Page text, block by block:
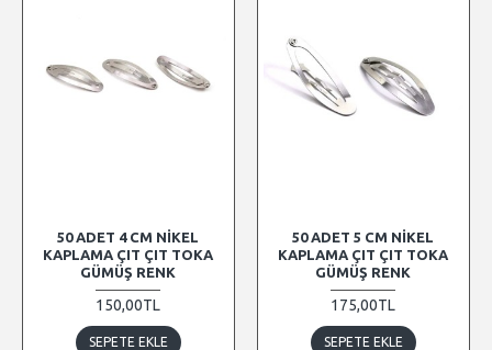
50 ADET 4 CM NIKEL
KAPLAMA ÇIT ÇIT TOKA
GÜMÜŞ RENK
150,00TL
SEPETE EKLE
50 ADET 5 CM NIKEL
KAPLAMA ÇIT ÇIT TOKA
GÜMÜŞ RENK
175,00TL
SEPETE EKLE